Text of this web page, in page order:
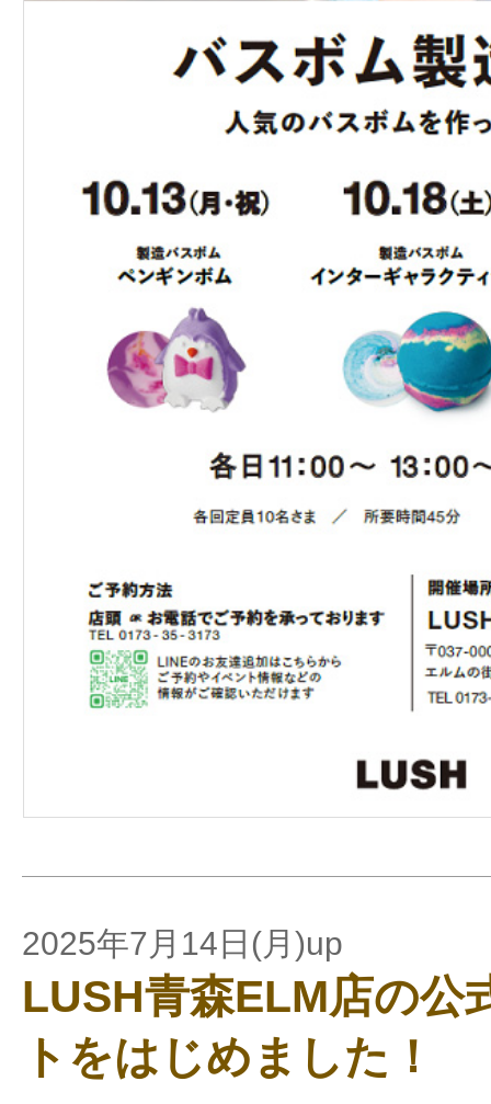
2025年7月14日(月)up
LUSH青森ELM店の公
トをはじめました！